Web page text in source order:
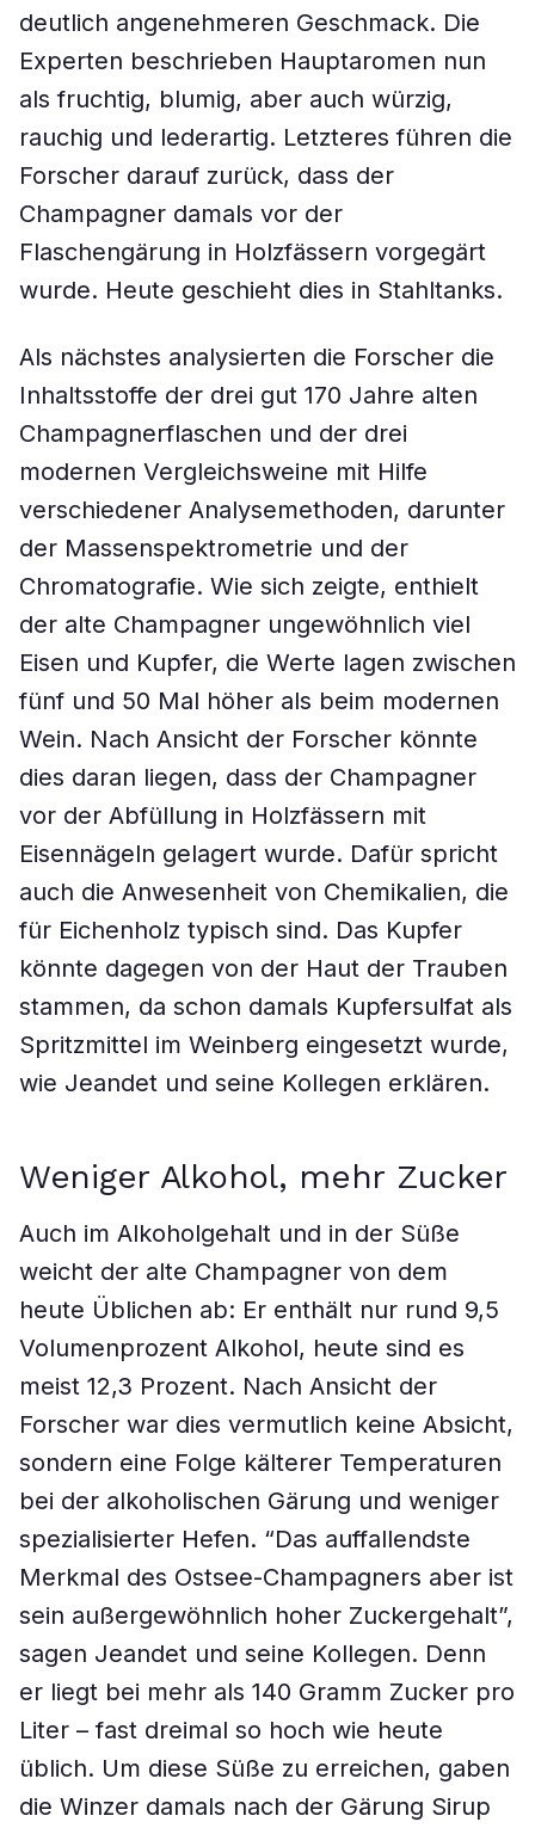
deutlich angenehmeren Geschmack. Die
Experten beschrieben Hauptaromen nun
als fruchtig, blumig, aber auch würzig,
rauchig und lederartig. Letzteres führen die
Forscher darauf zurück, dass der
Champagner damals vor der
Flaschengärung in Holzfässern vorgegärt
wurde. Heute geschieht dies in Stahltanks.
Als nächstes analysierten die Forscher die
Inhaltsstoffe der drei gut 170 Jahre alten
Champagnerflaschen und der drei
modernen Vergleichsweine mit Hilfe
verschiedener Analysemethoden, darunter
der Massenspektrometrie und der
Chromatografie. Wie sich zeigte, enthielt
der alte Champagner ungewöhnlich viel
Eisen und Kupfer, die Werte lagen zwischen
fünf und 50 Mal höher als beim modernen
Wein. Nach Ansicht der Forscher könnte
dies daran liegen, dass der Champagner
vor der Abfüllung in Holzfässern mit
Eisennägeln gelagert wurde. Dafür spricht
auch die Anwesenheit von Chemikalien, die
für Eichenholz typisch sind. Das Kupfer
könnte dagegen von der Haut der Trauben
stammen, da schon damals Kupfersulfat als
Spritzmittel im Weinberg eingesetzt wurde,
wie Jeandet und seine Kollegen erklären.
Weniger Alkohol, mehr Zucker
Auch im Alkoholgehalt und in der Süße
weicht der alte Champagner von dem
heute Üblichen ab: Er enthält nur rund 9,5
Volumenprozent Alkohol, heute sind es
meist 12,3 Prozent. Nach Ansicht der
Forscher war dies vermutlich keine Absicht,
sondern eine Folge kälterer Temperaturen
bei der alkoholischen Gärung und weniger
spezialisierter Hefen. “Das auffallendste
Merkmal des Ostsee-Champagners aber ist
sein außergewöhnlich hoher Zuckergehalt”,
sagen Jeandet und seine Kollegen. Denn
er liegt bei mehr als 140 Gramm Zucker pro
Liter – fast dreimal so hoch wie heute
üblich. Um diese Süße zu erreichen, gaben
die Winzer damals nach der Gärung Sirup